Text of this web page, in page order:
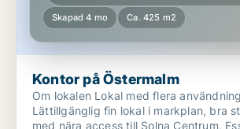
Skapad 4 mo Ca. 425 m2
Kontor på Östermalm
Om lokalen Lokal med flera användningsområden.
Lättillgänglig fin lokal i markplan, bra
med nära access till Solna Centrum,